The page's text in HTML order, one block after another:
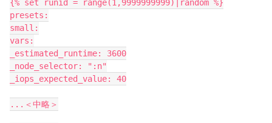
{% set runid = range(1,9999999999)|random %}
presets:
small:
vars:
_estimated_runtime: 3600
_node_selector: ":n"
_iops_expected_value: 40
...＜中略＞